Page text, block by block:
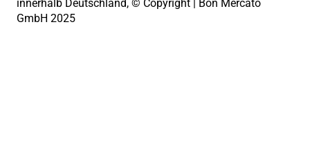
innerhalb Deutschland, © Copyright | Bon Mercato
GmbH 2025